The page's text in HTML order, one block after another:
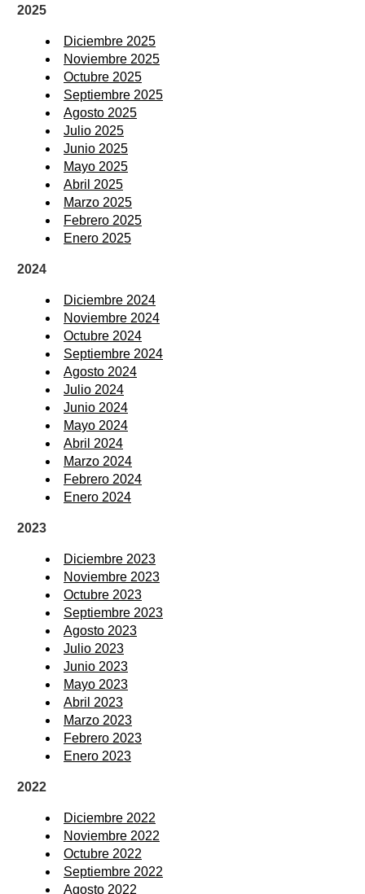
2025
Diciembre 2025
Noviembre 2025
Octubre 2025
Septiembre 2025
Agosto 2025
Julio 2025
Junio 2025
Mayo 2025
Abril 2025
Marzo 2025
Febrero 2025
Enero 2025
2024
Diciembre 2024
Noviembre 2024
Octubre 2024
Septiembre 2024
Agosto 2024
Julio 2024
Junio 2024
Mayo 2024
Abril 2024
Marzo 2024
Febrero 2024
Enero 2024
2023
Diciembre 2023
Noviembre 2023
Octubre 2023
Septiembre 2023
Agosto 2023
Julio 2023
Junio 2023
Mayo 2023
Abril 2023
Marzo 2023
Febrero 2023
Enero 2023
2022
Diciembre 2022
Noviembre 2022
Octubre 2022
Septiembre 2022
Agosto 2022